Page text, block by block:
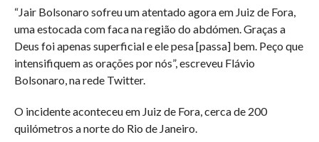
“Jair Bolsonaro sofreu um atentado agora em Juiz de Fora,
uma estocada com faca na região do abdómen. Graças a
Deus foi apenas superficial e ele pesa [passa] bem. Peço que
intensifiquem as orações por nós”, escreveu Flávio
Bolsonaro, na rede Twitter.
O incidente aconteceu em Juiz de Fora, cerca de 200
quilómetros a norte do Rio de Janeiro.